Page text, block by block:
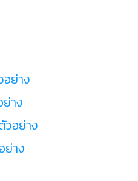
ย่าง
าง
วอย่าง
ย่าง